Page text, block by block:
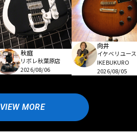
秋庭
リボレ秋葉原店
2026/08/06
向井
イケベリユース
IKEBUKURO
2026/08/05
VIEW MORE